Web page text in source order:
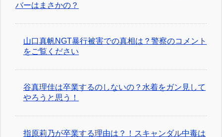
バーはまさかの？
山口真帆NGT暴行被害での真相は？警察のコメント
をご覧ください
谷真理佳は卒業するのしないの？水着をガン見して
やろうと思う！
指原莉乃が卒業する理由は？！スキャンダル中毒は